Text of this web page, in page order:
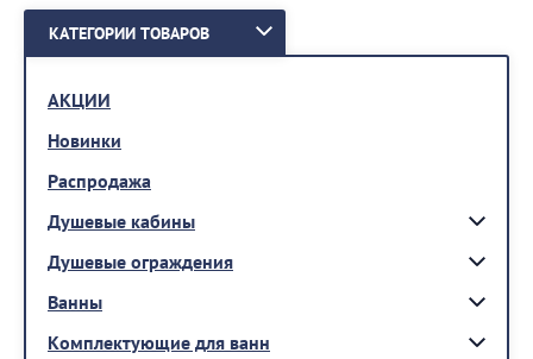
КАТЕГОРИИ ТОВАРОВ
АКЦИИ
Новинки
Распродажа
Душевые кабины
Душевые ограждения
Ванны
Комплектующие для ванн